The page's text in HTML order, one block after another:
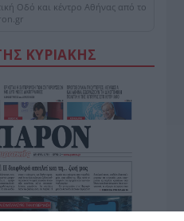
Οδό και κέντρο Αθήνας από το
ΚΥΡΙΑΚΗΣ